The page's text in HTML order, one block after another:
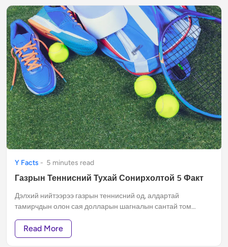
Y Facts - 5 minutes read
Газрын Теннисний Тухай Сонирхолтой 5 Факт
Дэлхий нийтээрээ газрын теннисний од, алдартай
тамирчдын олон сая долларын шагналын сантай том
энэ блогоороо танилцуулахыг зорилоо.
Read More